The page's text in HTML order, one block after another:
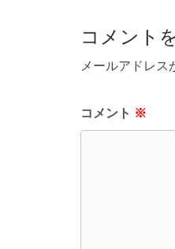
コメント
メールアドレス
コメント ※